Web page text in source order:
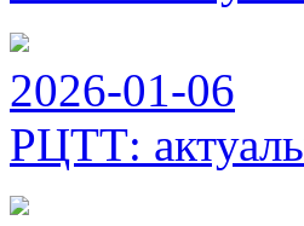
2026-01-06
РЦТТ: